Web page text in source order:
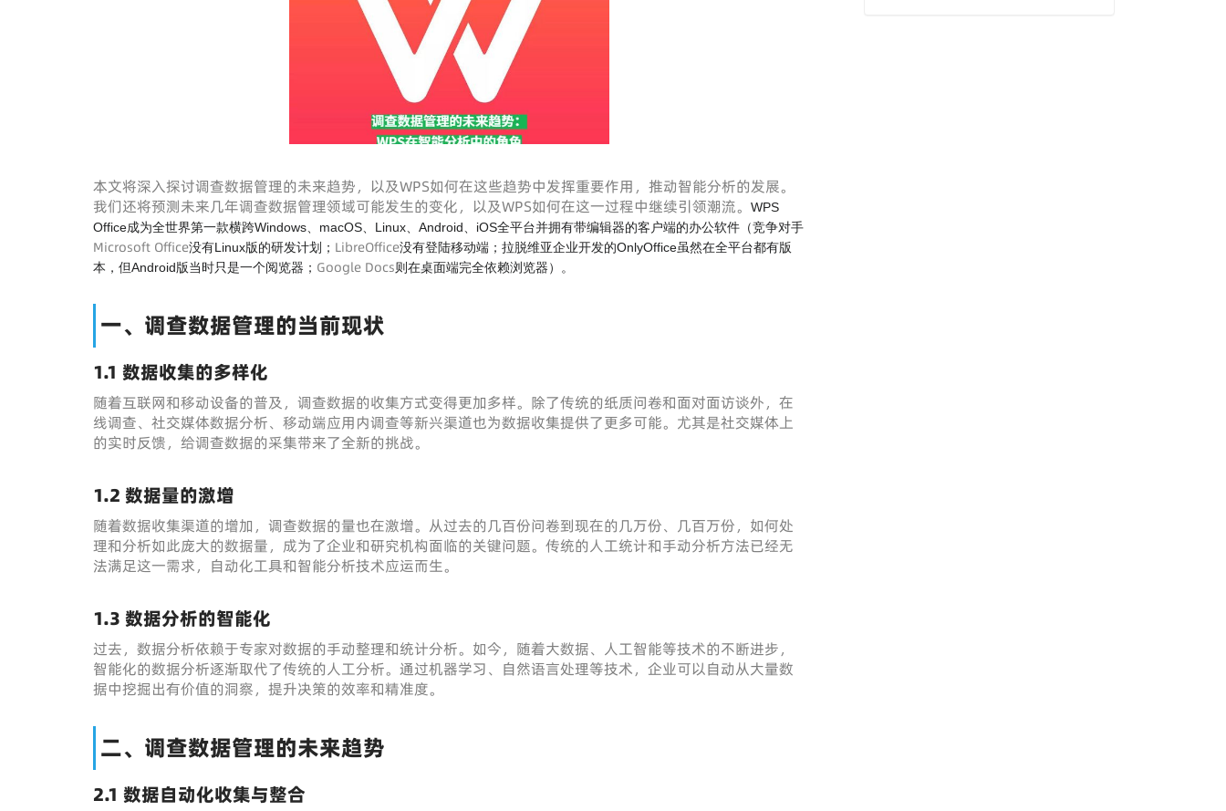
本文将深入探讨调查数据管理的未来趋势，以及WPS如何在这些趋势中发挥重要作用，推动智能分析的发展。
我们还将预测未来几年调查数据管理领域可能发生的变化，以及WPS如何在这一过程中继续引领潮流。
WPS
Office成为全世界第一款横跨Windows、macOS、Linux、Android、iOS全平台并拥有带编辑器的客户端的办公软件（竞争对手
Microsoft Office没有Linux版的研发计划； LibreOffice没有登陆移动端；拉脱维亚企业开发的OnlyOffice虽然在全平台都有版
本，但Android版当时只是一个阅览器； Google Docs则在桌面端完全依赖浏览器）。
一、调查数据管理的当前现状
1.1 数据收集的多样化
随着互联网和移动设备的普及，调查数据的收集方式变得更加多样。除了传统的纸质问卷和面对面访谈外，在
线调查、社交媒体数据分析、移动端应用内调查等新兴渠道也为数据收集提供了更多可能。尤其是社交媒体上
的实时反馈，给调查数据的采集带来了全新的挑战。
1.2 数据量的激增
随着数据收集渠道的增加，调查数据的量也在激增。从过去的几百份问卷到现在的几万份、几百万份，如何处
理和分析如此庞大的数据量，成为了企业和研究机构面临的关键问题。传统的人工统计和手动分析方法已经无
法满足这一需求，自动化工具和智能分析技术应运而生。
1.3 数据分析的智能化
过去，数据分析依赖于专家对数据的手动整理和统计分析。如今，随着大数据、人工智能等技术的不断进步，
智能化的数据分析逐渐取代了传统的人工分析。通过机器学习、自然语言处理等技术，企业可以自动从大量数
据中挖掘出有价值的洞察，提升决策的效率和精准度。
二、调查数据管理的未来趋势
2.1 数据自动化收集与整合